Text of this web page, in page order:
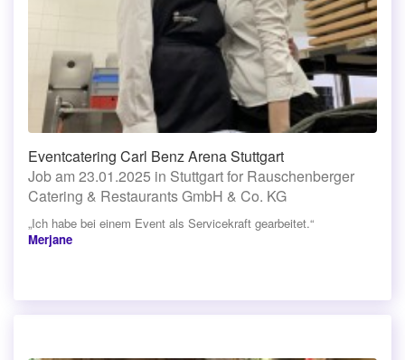
Eventcatering Carl Benz Arena Stuttgart
Job am 23.01.2025 in Stuttgart for Rauschenberger
Catering & Restaurants GmbH & Co. KG
„Ich habe bei einem Event als Servicekraft gearbeitet.“
Merjane